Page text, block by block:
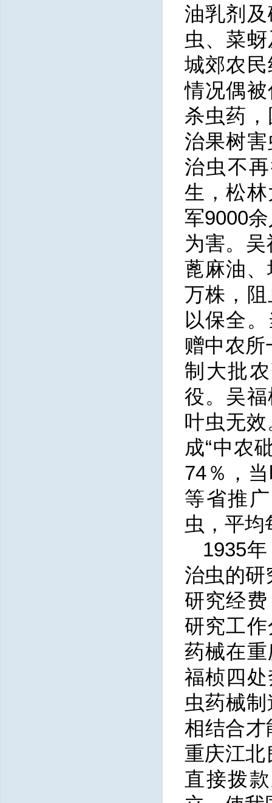
油乳剂
虫、菜
城郊农
情况偶
杀虫药
治果树
治虫不
生，松
军9000
为害。
蓖麻油
万株，
以保全
赠中农所
制大批
役。吴
叶虫无
成“中农
74％，
等省推
虫，平
1935
治虫的研
研究经
研究工
药械在
福桢四
虫药械
相结合才
重庆江北
直接拨